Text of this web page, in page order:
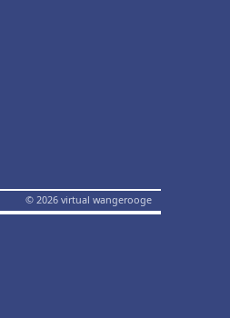
© 2026 virtual wangerooge